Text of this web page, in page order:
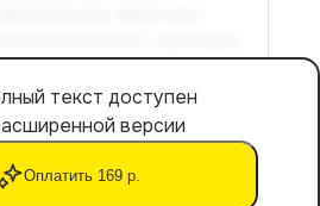
текст доступен
версии
Оплатить 169 р.